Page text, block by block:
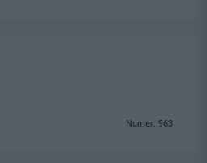
Numer: 963